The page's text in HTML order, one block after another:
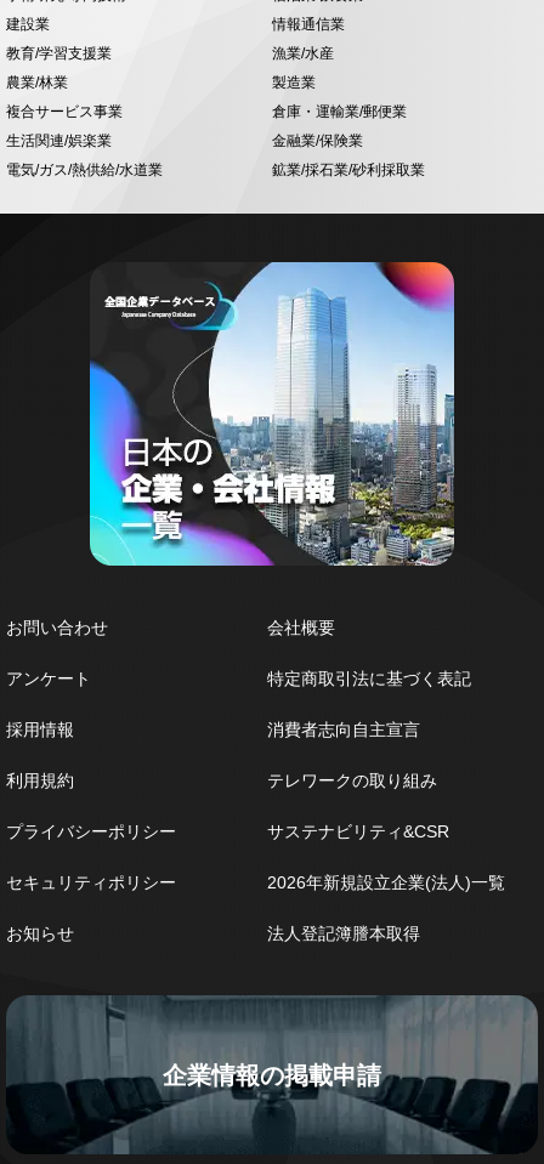
建設業
情報通信業
教育/学習支援業
漁業/水産
農業/林業
製造業
複合サービス事業
倉庫・運輸業/郵便業
生活関連/娯楽業
金融業/保険業
電気/ガス/熱供給/水道業
鉱業/採石業/砂利採取業
お問い合わせ
アンケート
採用情報
利用規約
プライバシーポリシー
セキュリティポリシー
お知らせ
会社概要
特定商取引法に基づく表記
消費者志向自主宣言
テレワークの取り組み
サステナビリティ&CSR
2026年新規設立企業(法人)一覧
法人登記簿謄本取得
企業情報の掲載申請